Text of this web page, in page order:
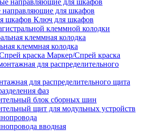
направляющие для шкафов
Ключ для шкафов
клеммной колодки
клеммная колодка
Маркер/Спрей краска
для распределительного щита
фаз
блок сборных шин
щит для модульных устройств
вводная